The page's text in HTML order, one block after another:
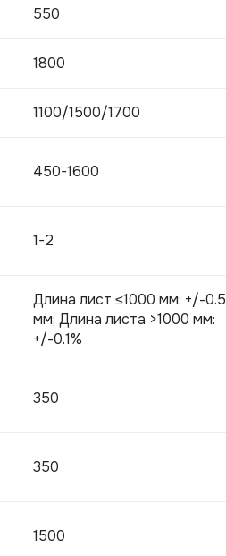
550
1800
1100/1500/1700
450-1600
1-2
Длина лист ≤1000 мм: +/-0.5
мм; Длина листа >1000 мм:
+/-0.1%
350
350
1500